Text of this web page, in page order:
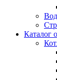
Каталог